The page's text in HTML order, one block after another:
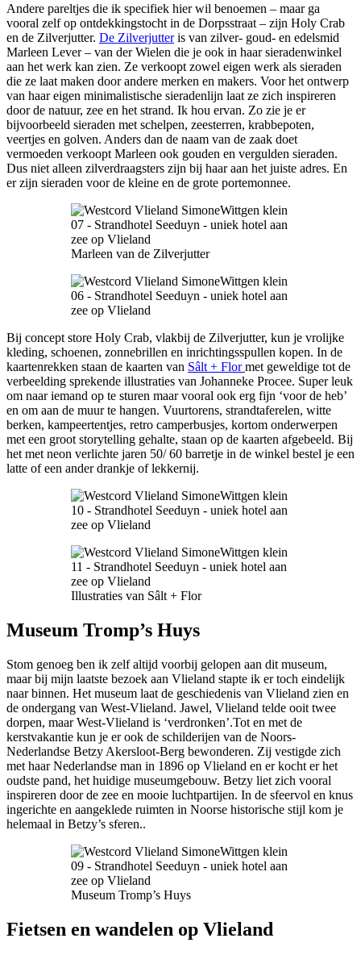
Andere pareltjes die ik specifiek hier wil benoemen – maar ga
vooral zelf op ontdekkingstocht in de Dorpsstraat – zijn Holy Crab
en de Zilverjutter. De Zilverjutteris van zilver- goud- en edelsmid
Marleen Lever – van der Wielen die je ook in haar sieradenwinkel
aan het werk kan zien. Ze verkoopt zowel eigen werk als sieraden
die ze laat maken door andere merken en makers. Voor het ontwerp
van haar eigen minimalistische sieradenlijn laat ze zich inspireren
door de natuur, zee en het strand. Ik hou ervan. Zo zie je er
bijvoorbeeld sieraden met schelpen, zeesterren, krabbepoten,
veertjes en golven. Anders dan de naam van de zaak doet
vermoeden verkoopt Marleen ook gouden en vergulden sieraden.
Dus niet alleen zilverdraagsters zijn bij haar aan het juiste adres. En
er zijn sieraden voor de kleine en de grote portemonnee.
Marleen van de Zilverjutter
Bij concept store Holy Crab, vlakbij de Zilverjutter, kun je vrolijke
kleding, schoenen, zonnebrillen en inrichtingsspullen kopen. In de
kaartenrekken staan de kaarten van Sâlt + Flormet geweldige tot de
verbeelding sprekende illustraties van Johanneke Procee. Super leuk
om naar iemand op te sturen maar vooral ook erg fijn ‘voor de heb’
en om aan de muur te hangen. Vuurtorens, strandtaferelen, witte
berken, kampeertentjes, retro camperbusjes, kortom onderwerpen
met een groot storytelling gehalte, staan op de kaarten afgebeeld. Bij
het met neon verlichte jaren 50/ 60 barretje in de winkel bestel je een
latte of een ander drankje of lekkernij.
Illustraties van Sâlt + Flor
Museum Tromp’s Huys
Stom genoeg ben ik zelf altijd voorbij gelopen aan dit museum,
maar bij mijn laatste bezoek aan Vlieland stapte ik er toch eindelijk
naar binnen. Het museum laat de geschiedenis van Vlieland zien en
de ondergang van West-Vlieland. Jawel, Vlieland telde ooit twee
dorpen, maar West-Vlieland is ‘verdronken’.Tot en met de
kerstvakantie kun je er ook de schilderijen van de Noors-
Nederlandse Betzy Akersloot-Berg bewonderen. Zij vestigde zich
met haar Nederlandse man in 1896 op Vlieland en er kocht er het
oudste pand, het huidige museumgebouw. Betzy liet zich vooral
inspireren door de zee en mooie luchtpartijen. In de sfeervol en knus
ingerichte en aangeklede ruimten in Noorse historische stijl kom je
helemaal in Betzy’s sferen..
Museum Tromp’s Huys
Fietsen en wandelen op Vlieland